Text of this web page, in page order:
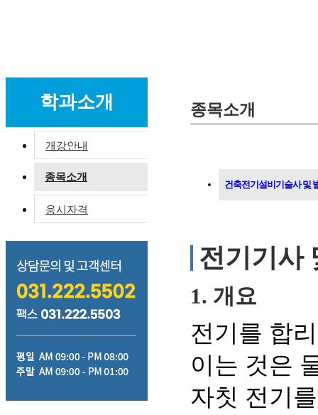
학과소개
개강안내
종목소개
응시자격
종목소개
건축전기설비기술사 및
전기기사
1. 개요
전기를 합
이는 것은
자칫 전기